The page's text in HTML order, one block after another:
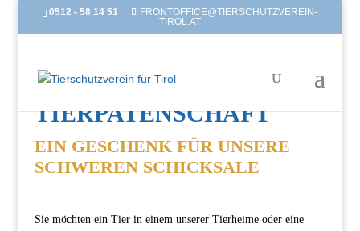
0512 - 58 14 51
FRONTOFFICE@TIERSCHUTZVEREIN-
TIROL.AT
TIERPATENSCHAFT
EIN GESCHENK FÜR UNSERE
SCHWEREN SCHICKSALE
Sie möchten ein Tier in einem unserer Tierheime oder eine